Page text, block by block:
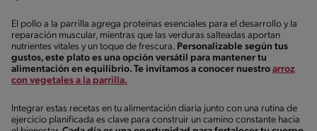
El pollo a la parrilla agrega proteínas esenciales para el desarrollo y la
reparación muscular, mientras que las verduras salteadas aportan
nutrientes vitales y un toque de frescura. Personalizable según tus
gustos, este plato es una opción versátil para mantener tu
alimentación en equilibrio. Te invitamos a conocer nuestro arroz
con vegetales a la parrilla.
Integrar estas recetas en tu alimentación diaria junto con una rutina de
ejercicio planificada es clave para construir un camino constante hacia